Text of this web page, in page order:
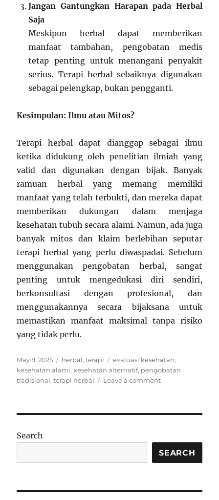
Jangan Gantungkan Harapan pada Herbal
Saja
Meskipun herbal dapat memberikan
manfaat tambahan, pengobatan medis
tetap penting untuk menangani penyakit
serius. Terapi herbal sebaiknya digunakan
sebagai pelengkap, bukan pengganti.
Kesimpulan: Ilmu atau Mitos?
Terapi herbal dapat dianggap sebagai ilmu
ketika didukung oleh penelitian ilmiah yang
valid dan digunakan dengan bijak. Banyak
ramuan herbal yang memang memiliki
manfaat yang telah terbukti, dan mereka dapat
memberikan dukungan dalam menjaga
kesehatan tubuh secara alami. Namun, ada juga
banyak mitos dan klaim berlebihan seputar
terapi herbal yang perlu diwaspadai. Sebelum
menggunakan pengobatan herbal, sangat
penting untuk mengedukasi diri sendiri,
berkonsultasi dengan profesional, dan
menggunakannya secara bijaksana untuk
memastikan manfaat maksimal tanpa risiko
yang tidak perlu.
Posted
on
May 8, 2025 Categories
herbal,terapi Tags
evaluasi kesehatan,
kesehatan alami, kesehatan alternatif, pengobatan
tradisional,terapi herbal Leave a commenton
yang
Masih
Dipercaya?
Search
SEARCH